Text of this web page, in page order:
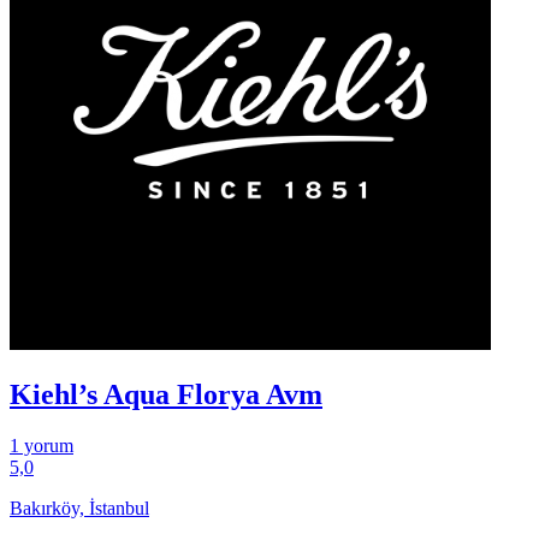
Kiehl’s Aqua Florya Avm
1 yorum
5,0
Bakırköy, İstanbul